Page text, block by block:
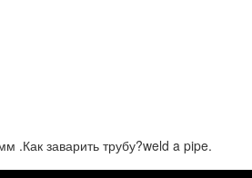
.Как заварить трубу?weld a pipe.